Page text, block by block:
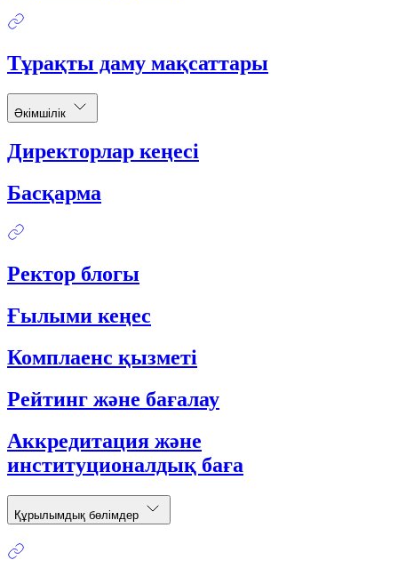
Тұрақты даму мақсаттары
Әкімшілік
Директорлар кеңесі
Басқарма
Ректор блогы
Ғылыми кеңес
Комплаенс қызметі
Рейтинг және бағалау
Аккредитация және
институционалдық баға
Құрылымдық бөлімдер